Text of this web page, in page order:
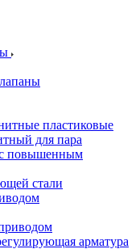
пластиковые
для пара
повышенным
стали
арматура